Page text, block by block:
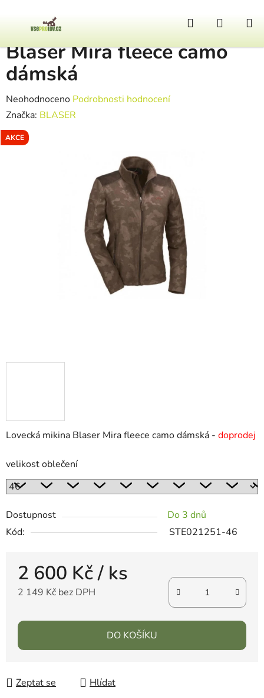
Hledat
Domů
Lovecká mikina Blaser Mira fleece camo dámská - doprodej
velikost oblečení
Dostupnost
Do 3 dnů
Kód:
STE021251-46
2 600 Kč/ ks
2 149 Kč bez DPH
DO KOŠÍKU
Zeptat se Hlídat
Blaser Mira fleece camo
dámská
Průměrné hodnocení produktu je 0,0 z 5 hvězdiček.
Neohodnoceno Podrobnosti hodnocení
Značka: BLASER
AKCE